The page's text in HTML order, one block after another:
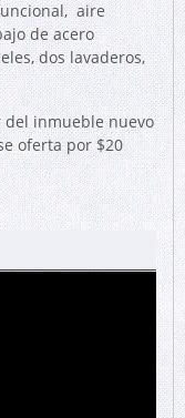
aire
de acero
dos lavaderos,
del inmueble nuevo
oferta por $20